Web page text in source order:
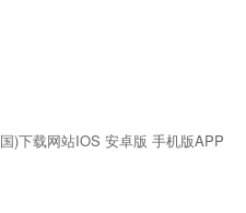
)下载网站IOS 安卓版 手机版APP